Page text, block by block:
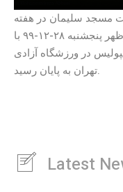
مسجد سلیمان در هفته
هجدهم لیگ برتر باشگاه های کشور بعدازظهر پنجشنبه ۲۸-۱۲-۹۹ با
در ورزشگاه آزادی
تهران به پایان رسید.
Latest